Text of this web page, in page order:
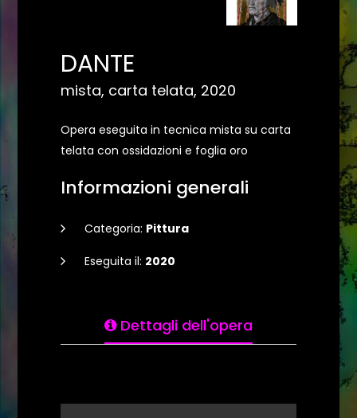
DANTE
mista, carta telata, 2020
Opera eseguita in tecnica mista su carta
telata con ossidazioni e foglia oro
Informazioni generali
Categoria: Pittura
Eseguita il: 2020
Dettagli dell'opera